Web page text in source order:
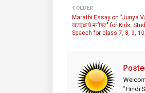
OLDER
Marathi Essay on "Junya
वाटवृक्षाचे मनोगत" for Kids,
Speech for class 7, 8, 9,
"Hindi